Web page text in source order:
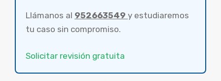
Llámanos al 952663549 y estudiaremos
tu caso sin compromiso.
Solicitar revisión gratuita